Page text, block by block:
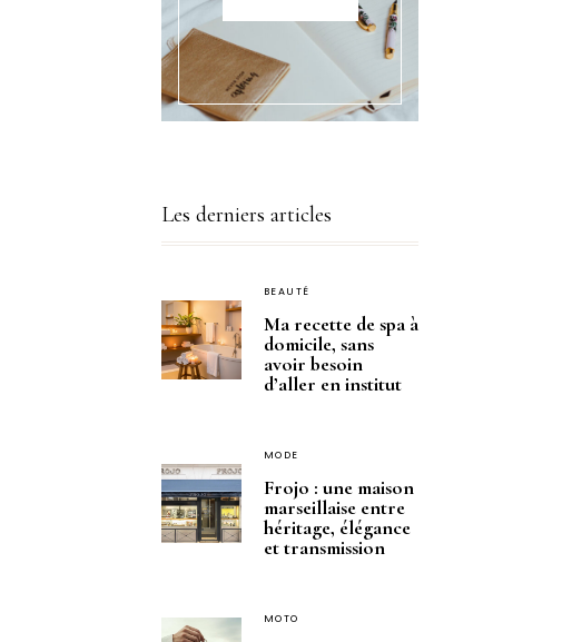
Les derniers articles
BEAUTÉ
Ma recette de spa à
domicile, sans
avoir besoin
d’aller en institut
MODE
Frojo : une maison
marseillaise entre
héritage, élégance
et transmission
MOTO